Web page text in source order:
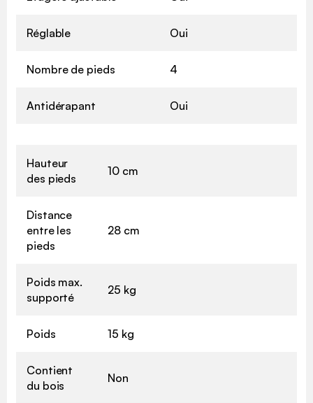
Réglable Oui
Nombre de pieds 4
Antidérapant Oui
Hauteur
des pieds
10 cm
Distance
entre les
pieds
28 cm
Poids max.
supporté
25 kg
Poids 15 kg
Contient
du bois
Non